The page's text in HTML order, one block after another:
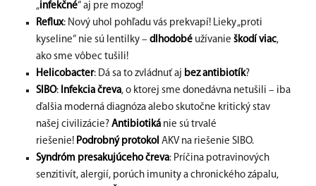
„infekčné“ aj pre mozog!
Reflux: Nový uhol pohľadu vás prekvapí! Lieky „proti
kyseline“ nie sú lentilky – dlhodobé užívanie škodí viac,
ako sme vôbec tušili!
Helicobacter: Dá sa to zvládnuť aj bez antibiotík?
SIBO: Infekcia čreva, o ktorej sme donedávna netušili – iba
ďalšia moderná diagnóza alebo skutočne kritický stav
našej civilizácie? Antibiotiká nie sú trvalé
riešenie! Podrobný protokol AKV na riešenie SIBO.
Syndróm presakujúceho čreva: Príčina potravinových
senzitivít, alergií, porúch imunity a chronického zápalu,